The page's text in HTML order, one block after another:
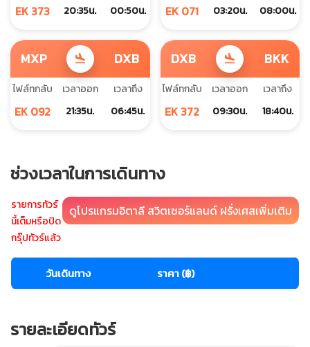
EK 373
20:35น.
00:50น.
EK 071
03:20น.
08:00น.
MXP flight_land DXB
ไฟล์ทกลับ
EK 092
เวลาออก
21:35น.
เวลาถึง
06:45น.
DXB flight_land BKK
ไฟล์ทกลับ
EK 372
เวลาออก
09:30น.
เวลาถึง
18:40น.
ช่วงเวลาในการเดินทาง
รายการทัวร์
นี้เต็มหรือปิด
กรุ๊ปทัวร์แล้ว
ดูโปรแกรมอิตาลี สวิตเซอร์แลนด์ ฝรั่งเศสเพิ่มเติม
วันเดินทาง ราคา (฿)
รายละเอียดทัวร์